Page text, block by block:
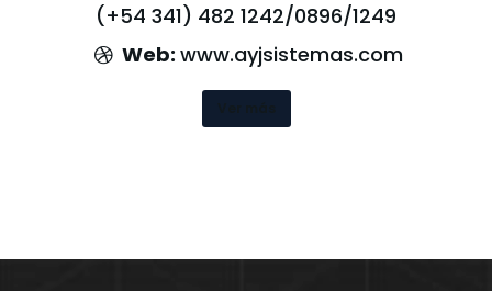
(+54 341) 482 1242/0896/1249
Web: www.ayjsistemas.com